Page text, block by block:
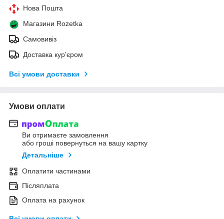
Нова Пошта
Магазини Rozetka
Самовивіз
Доставка кур'єром
Всі умови доставки
Умови оплати
Ви отримаєте замовлення
або гроші повернуться на вашу картку
Детальніше
Оплатити частинами
Післяплата
Оплата на рахунок